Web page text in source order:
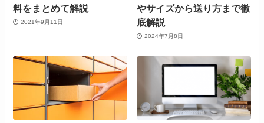
料をまとめて解説
2021年9月11日
やサイズから送り方まで徹
底解説
2024年7月8日